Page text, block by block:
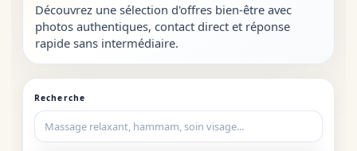
Découvrez une sélection d'offres bien-être avec
photos authentiques, contact direct et réponse
rapide sans intermédiaire.
Recherche